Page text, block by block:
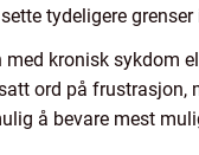
tydeligere grenser
kronisk sykdom
ord på
å bevare mest